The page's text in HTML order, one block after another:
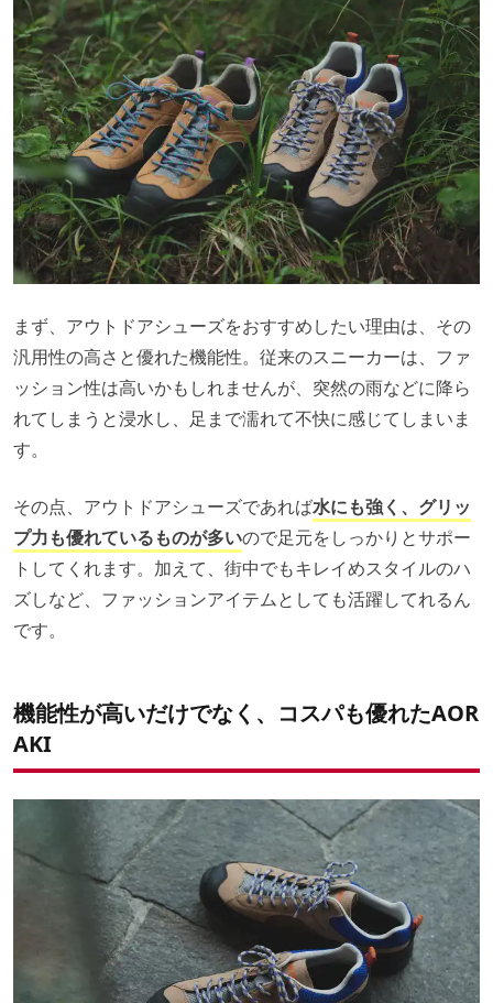
まず、アウトドアシューズをおすすめしたい理由は、その
汎用性の高さと優れた機能性。従来のスニーカーは、ファ
ッション性は高いかもしれませんが、突然の雨などに降ら
れてしまうと浸水し、足まで濡れて不快に感じてしまいま
す。
その点、アウトドアシューズであれば水にも強く、グリッ
プ力も優れているものが多いので足元をしっかりとサポー
トしてくれます。加えて、街中でもキレイめスタイルのハ
ズしなど、ファッションアイテムとしても活躍してれるん
です。
機能性が高いだけでなく、コスパも優れたAOR
AKI